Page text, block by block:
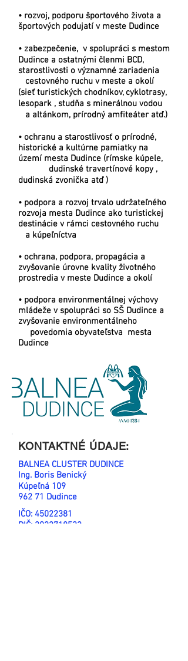
• rozvoj, podporu športového života a
športových podujatí v meste Dudince
• zabezpečenie, v spolupráci s mestom
Dudince a ostatnými členmi BCD,
starostlivosti o významné zariadenia
cestovného ruchu v meste a okolí
(sieť turistických chodníkov, cyklotrasy,
lesopark , studňa s minerálnou vodou
a altánkom, prírodný amfiteáter atď.)
• ochranu a starostlivosť o prírodné,
historické a kultúrne pamiatky na
území mesta Dudince (rímske kúpele,
dudinské travertínové kopy ,
dudinská zvonička atď )
• podpora a rozvoj trvalo udržateľného
rozvoja mesta Dudince ako turistickej
destinácie v rámci cestovného ruchu
a kúpeľníctva
• ochrana, podpora, propagácia a
zvyšovanie úrovne kvality životného
prostredia v meste Dudince a okolí
• podpora environmentálnej výchovy
mládeže v spolupráci so SŠ Dudince a
zvyšovanie environmentálneho
povedomia obyvateľstva mesta
Dudince
KONTAKTNÉ ÚDAJE:
BALNEA CLUSTER DUDINCE
Ing. Boris Benický
Kúpeľná 109
962 71 Dudince
IČO: 45022381
DIČ: 2022718533